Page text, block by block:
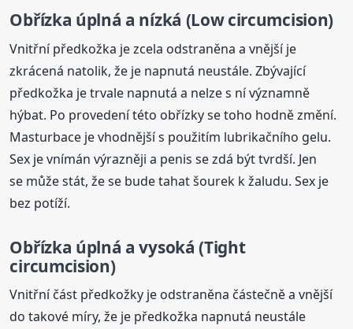
Obřízka úplná a nízká (Low circumcision)
Vnitřní předkožka je zcela odstraněna a vnější je
zkrácená natolik, že je napnutá neustále. Zbývající
předkožka je trvale napnutá a nelze s ní významně
hýbat. Po provedení této obřízky se toho hodně změní.
Masturbace je vhodnější s použitím lubrikačního gelu.
Sex je vnímán výrazněji a penis se zdá být tvrdší. Jen
se může stát, že se bude tahat šourek k žaludu. Sex je
bez potíží.
Obřízka úplná a vysoká (Tight
circumcision)
Vnitřní část předkožky je odstraněna částečně a vnější
do takové míry, že je předkožka napnutá neustále